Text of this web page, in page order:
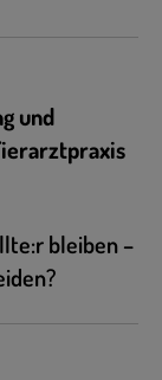
und
bleiben –